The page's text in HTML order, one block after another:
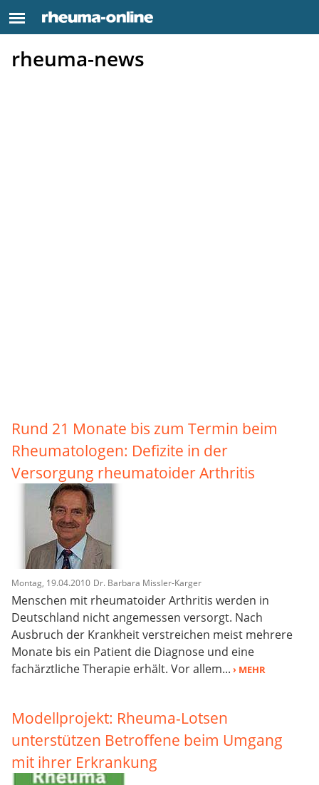
rheuma-news
Rund 21 Monate bis zum Termin beim
Rheumatologen: Defizite in der
Versorgung rheumatoider Arthritis
Montag, 19.04.2010 Dr. Barbara Missler-Karger
Menschen mit rheumatoider Arthritis werden in
Deutschland nicht angemessen versorgt. Nach
Ausbruch der Krankheit verstreichen meist mehrere
Monate bis ein Patient die Diagnose und eine
fachärztliche Therapie erhält. Vor allem... › MEHR
Modellprojekt: Rheuma-Lotsen
unterstützen Betroffene beim Umgang
mit ihrer Erkrankung